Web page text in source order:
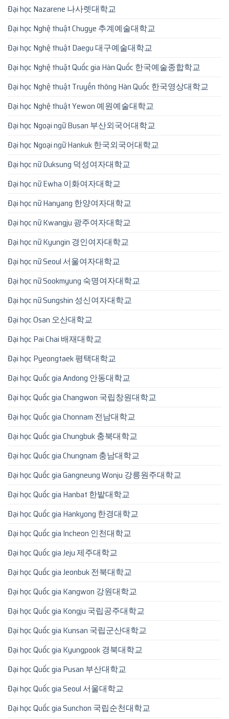
Đại học Nazarene 나사렛대학교
Đại học Nghệ thuật Chugye 추계예술대학교
Đại học Nghệ thuật Daegu 대구예술대학교
Đại học Nghệ thuật Quốc gia Hàn Quốc 한국예술종합학교
Đại học Nghệ thuật Truyền thông Hàn Quốc 한국영상대학교
Đại học Nghệ thuật Yewon 예원예술대학교
Đại học Ngoại ngữ Busan 부산외국어대학교
Đại học Ngoại ngữ Hankuk 한국외국어대학교
Đại học nữ Duksung 덕성여자대학교
Đại học nữ Ewha 이화여자대학교
Đại học nữ Hanyang 한양여자대학교
Đại học nữ Kwangju 광주여자대학교
Đại học nữ Kyungin 경인여자대학교
Đại học nữ Seoul 서울여자대학교
Đại học nữ Sookmyung 숙명여자대학교
Đại học nữ Sungshin 성신여자대학교
Đại học Osan 오산대학교
Đại học Pai Chai 배재대학교
Đại học Pyeongtaek 평택대학교
Đại học Quốc gia Andong 안동대학교
Đại học Quốc gia Changwon 국립창원대학교
Đại học Quốc gia Chonnam 전남대학교
Đại học Quốc gia Chungbuk 충북대학교
Đại học Quốc gia Chungnam 충남대학교
Đại học Quốc gia Gangneung Wonju 강릉원주대학교
Đại học Quốc gia Hanbat 한밭대학교
Đại học Quốc gia Hankyong 한경대학교
Đại học Quốc gia Incheon 인천대학교
Đại học Quốc gia Jeju 제주대학교
Đại học Quốc gia Jeonbuk 전북대학교
Đại học Quốc gia Kangwon 강원대학교
Đại học Quốc gia Kongju 국립공주대학교
Đại học Quốc gia Kunsan 국립군산대학교
Đại học Quốc gia Kyungpook 경북대학교
Đại học Quốc gia Pusan 부산대학교
Đại học Quốc gia Seoul 서울대학교
Đại học Quốc gia Sunchon 국립순천대학교